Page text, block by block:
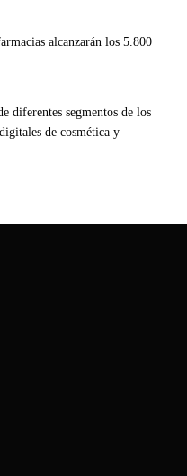
alcanzarán los 5.800
diferentes segmentos de los
de cosmética y